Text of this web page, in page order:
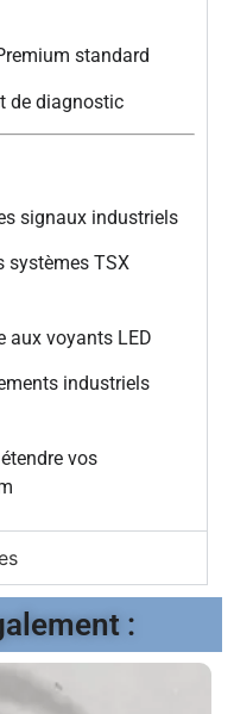
standard
de diagnostic
signaux industriels
systèmes TSX
aux voyants LED
industriels
vos
: